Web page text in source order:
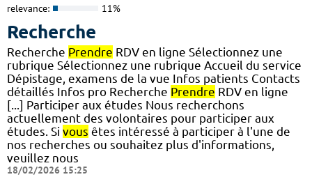
relevance: 11%
Recherche
Recherche Prendre RDV en ligne Sélectionnez une
rubrique Sélectionnez une rubrique Accueil du service
Dépistage, examens de la vue Infos patients Contacts
détaillés Infos pro Recherche Prendre RDV en ligne
[...] Participer aux études Nous recherchons
actuellement des volontaires pour participer aux
études. Si vous êtes intéressé à participer à l'une de
nos recherches ou souhaitez plus d'informations,
veuillez nous
18/02/2026 15:25